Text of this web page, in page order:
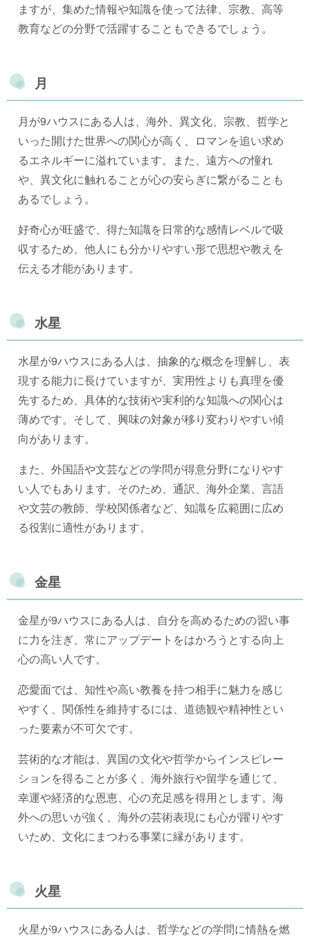
ますが、集めた情報や知識を使って法律、宗教、高等
教育などの分野で活躍することもできるでしょう。
月
月が9ハウスにある人は、海外、異文化、宗教、哲学と
いった開けた世界への関心が高く、ロマンを追い求め
るエネルギーに溢れています。また、遠方への憧れ
や、異文化に触れることが心の安らぎに繋がることも
あるでしょう。
好奇心が旺盛で、得た知識を日常的な感情レベルで吸
収するため、他人にも分かりやすい形で思想や教えを
伝える才能があります。
水星
水星が9ハウスにある人は、抽象的な概念を理解し、表
現する能力に長けていますが、実用性よりも真理を優
先するため、具体的な技術や実利的な知識への関心は
薄めです。そして、興味の対象が移り変わりやすい傾
向があります。
また、外国語や文芸などの学問が得意分野になりやす
い人でもあります。そのため、通訳、海外企業、言語
や文芸の教師、学校関係者など、知識を広範囲に広め
る役割に適性があります。
金星
金星が9ハウスにある人は、自分を高めるための習い事
に力を注ぎ、常にアップデートをはかろうとする向上
心の高い人です。
恋愛面では、知性や高い教養を持つ相手に魅力を感じ
やすく、関係性を維持するには、道徳観や精神性とい
った要素が不可欠です。
芸術的な才能は、異国の文化や哲学からインスピレー
ションを得ることが多く、海外旅行や留学を通じて、
幸運や経済的な恩恵、心の充足感を得用とします。海
外への思いが強く、海外の芸術表現にも心が躍りやす
いため、文化にまつわる事業に縁があります。
火星
火星が9ハウスにある人は、哲学などの学問に情熱を燃